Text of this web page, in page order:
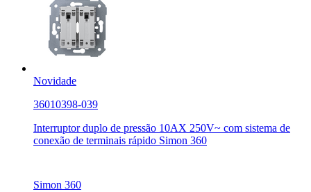
Novidade
36010398-039
Interruptor duplo de pressão 10AX 250V~ com sistema de
conexão de terminais rápido Simon 360
Simon 360